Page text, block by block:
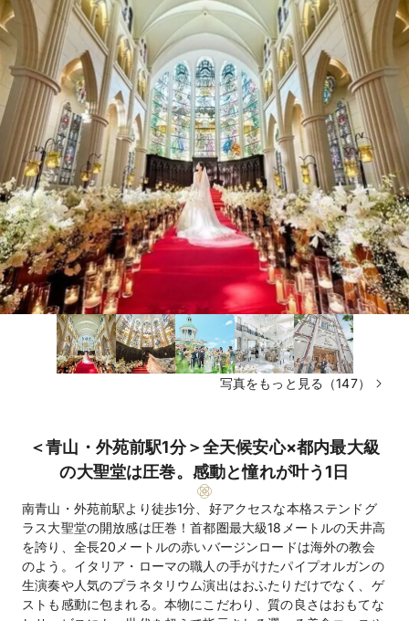
写真をもっと見る（147）
＜青山・外苑前駅1分＞全天候安心×都内最大級
の大聖堂は圧巻。感動と憧れが叶う1日
南青山・外苑前駅より徒歩1分、好アクセスな本格ステンドグ
ラス大聖堂の開放感は圧巻！首都圏最大級18メートルの天井高
を誇り、全長20メートルの赤いバージンロードは海外の教会
のよう。イタリア・ローマの職人の手がけたパイプオルガンの
生演奏や人気のプラネタリウム演出はおふたりだけでなく、ゲ
ストも感動に包まれる。本物にこだわり、質の良さはおもてな